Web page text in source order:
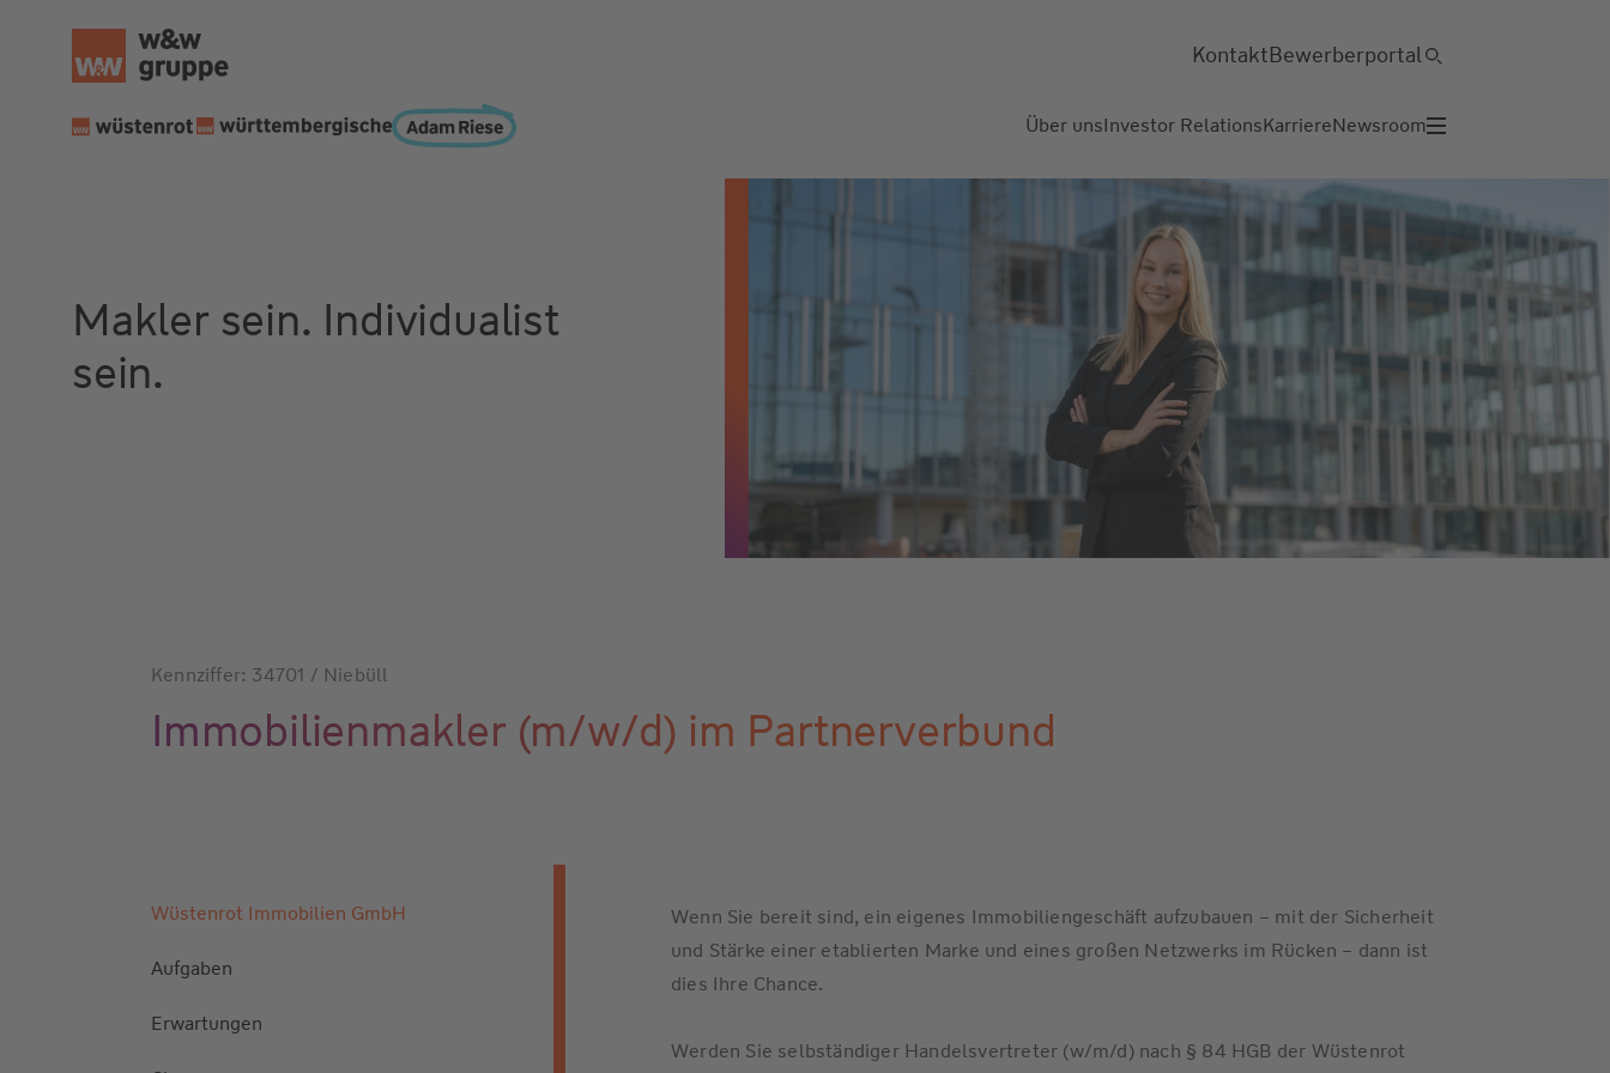
Über unsInvestor RelationsKarriereNewsroom
KontaktBewerberportal
Makler sein. Individualist
sein.
Kennziffer: 34701 / Niebüll
Immobilienmakler (m/w/d) im Partnerverbund
Wüstenrot Immobilien GmbH
Wenn Sie bereit sind, ein eigenes Immobiliengeschäft aufzubauen – mit der Sicherheit
und Stärke einer etablierten Marke und eines großen Netzwerks im Rücken – dann ist
dies Ihre Chance.
Werden Sie selbständiger Handelsvertreter (w/m/d) nach § 84 HGB der Wüstenrot
Aufgaben
Erwartungen